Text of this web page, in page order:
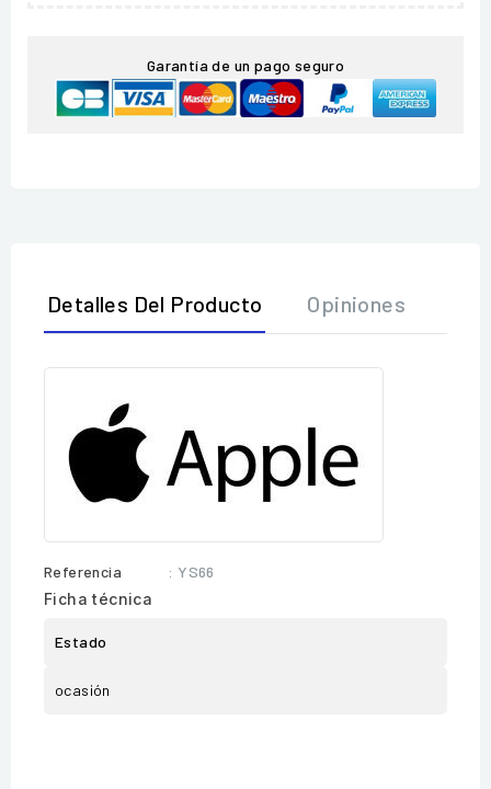
Garantía de un pago seguro
Detalles Del Producto Opiniones
Referencia
: YS66
Ficha técnica
Estado
ocasión